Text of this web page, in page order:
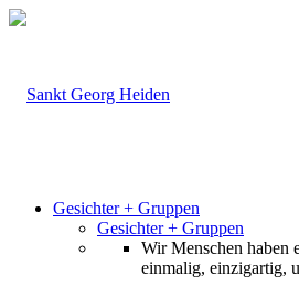
Gesichter + Gruppen
Gesichter + Gruppen
Wir Menschen haben
einmalig, einzigartig,